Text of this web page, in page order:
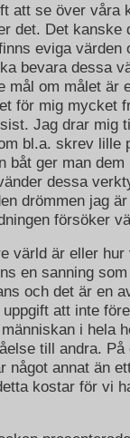
att se över våra
det. Det kanske
eviga värden
bevara dessa
mål om målet är
för mig mycket
Jag drar mig
bl.a. skrev lille
båt ger man
dessa
drömmen jag
försöker
värld är eller
en sanning
och det är en
att inte
i hela
till andra.
något annat än
kostar för vi